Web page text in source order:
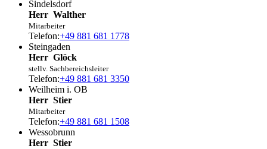
Sindelsdorf
Herr Walther
Mitarbeiter
Telefon:+49 881 681 1778
Steingaden
Herr Glöck
stellv. Sachbereichsleiter
Telefon:+49 881 681 3350
Weilheim i. OB
Herr Stier
Mitarbeiter
Telefon:+49 881 681 1508
Wessobrunn
Herr Stier